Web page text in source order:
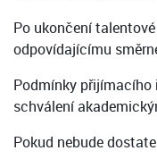
Po ukončení
odpovídajícímu
Podmínky přijímacího
schválení
Pokud nebude